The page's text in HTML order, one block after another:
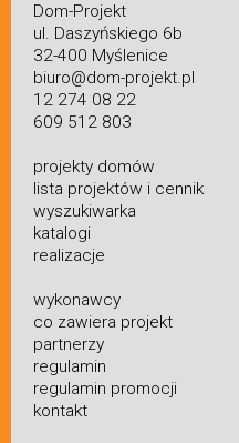
Dom-Projekt
ul. Daszyńskiego 6b
32-400 Myślenice
biuro@dom-projekt.pl
12 274 08 22
609 512 803
projekty domów
lista projektów i cennik
wyszukiwarka
katalogi
realizacje
wykonawcy
co zawiera projekt
partnerzy
regulamin
regulamin promocji
kontakt